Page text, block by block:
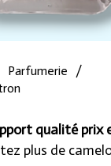
Parfumerie
/
qualité prix
plus de